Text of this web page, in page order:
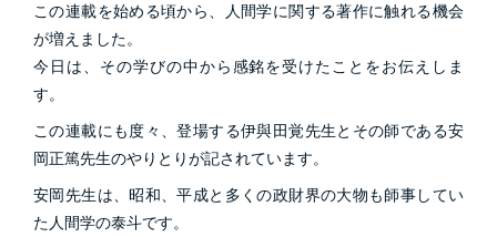
この連載を始める頃から、人間学に関する著作に触れる機会
が増えました。
今日は、その学びの中から感銘を受けたことをお伝えしま
す。
この連載にも度々、登場する伊與田覚先生とその師である安
岡正篤先生のやりとりが記されています。
安岡先生は、昭和、平成と多くの政財界の大物も師事してい
た人間学の泰斗です。